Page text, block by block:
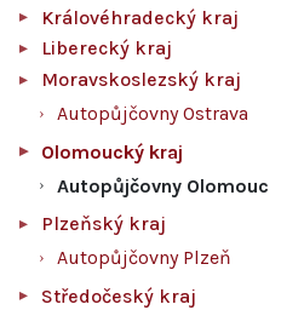
Královéhradecký kraj
Liberecký kraj
Moravskoslezský kraj
Autopůjčovny Ostrava
Olomoucký kraj
Autopůjčovny Olomouc
Plzeňský kraj
Autopůjčovny Plzeň
Středočeský kraj